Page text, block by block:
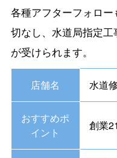
各種アフターフォロ
切なし、水道局指定
が受けられます。
店舗名 水道
おすすめポ
イント
創業